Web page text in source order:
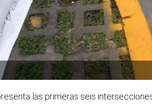
las primeras seis